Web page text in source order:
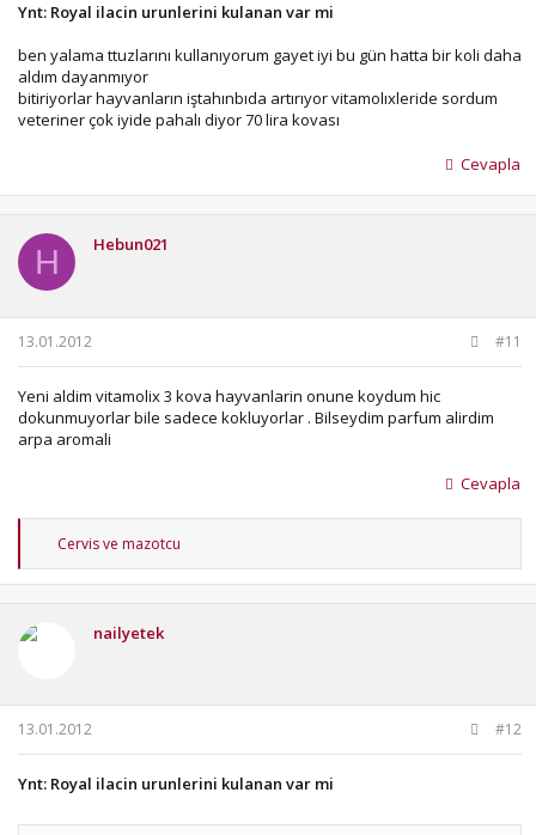
Ynt: Royal ilacin urunlerini kulanan var mi
ben yalama ttuzlarını kullanıyorum gayet iyi bu gün hatta bir koli daha
aldım dayanmıyor
bitiriyorlar hayvanların iştahınbıda artırıyor vitamolıxleride sordum
veteriner çok iyide pahalı diyor 70 lira kovası
Cevapla
H Hebun021
13.01.2012 #11
Yeni aldim vitamolix 3 kova hayvanlarin onune koydum hic
dokunmuyorlar bile sadece kokluyorlar . Bilseydim parfum alirdim
arpa aromali
Cevapla
T
p
Cervisve mazotcu
nailyetek
13.01.2012 #12
Ynt: Royal ilacin urunlerini kulanan var mi